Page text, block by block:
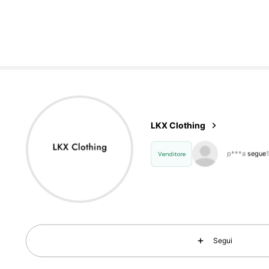
LKX Clothing
Venditore 5.00
Segui